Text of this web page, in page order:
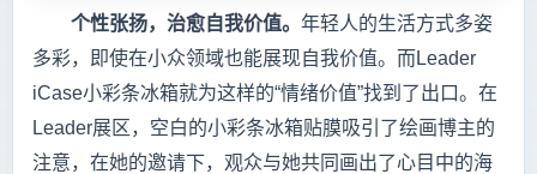
个性张扬，治愈自我价值。 年轻人的生活方式多姿
多彩，即使在小众领域也能展现自我价值。而Leader
iCase小彩条冰箱就为这样的“情绪价值”找到了出口。在
Leader展区，空白的小彩条冰箱贴膜吸引了绘画博主的
注意，在她的邀请下，观众与她共同画出了心目中的海